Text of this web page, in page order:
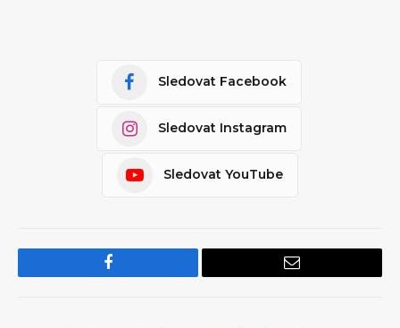
Sledovat Facebook
Sledovat Instagram
Sledovat YouTube
Facebook Email